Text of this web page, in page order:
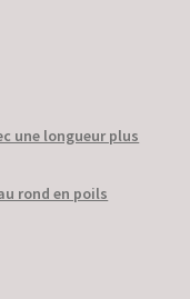
une longueur plus
rond en poils